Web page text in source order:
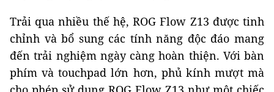
Trải qua nhiều thế hệ, ROG Flow Z13 được tinh
chỉnh và bổ sung các tính năng độc đáo mang
đến trải nghiệm ngày càng hoàn thiện. Với bàn
phím và touchpad lớn hơn, phủ kính mượt mà